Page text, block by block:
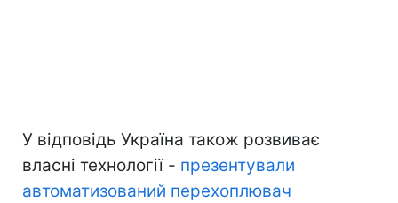
У відповідь Україна також розвиває
власні технології - презентували
автоматизований перехоплювач